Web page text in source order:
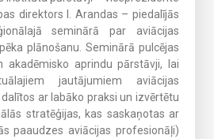
direktors I. Arandas – piedalījās
seminārā par aviācijas
plānošanu. Seminārā pulcējas
akadēmisko aprindu pārstāvji, lai
jautājumiem aviācijas
ar labāko praksi un izvērtētu
stratēģijas, kas saskaņotas ar
paaudzes aviācijas profesionāļi)